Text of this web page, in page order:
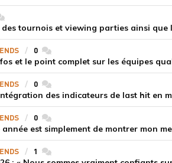
0 commentaires
et le point complet sur les équipes
0 commentaires
des indicateurs de last hit en
0 commentaires
est simplement de montrer mon
1 commentaires